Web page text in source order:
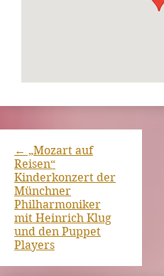
← „Mozart auf
Reisen“
Kinderkonzert der
Münchner
Philharmoniker
mit Heinrich Klug
und den Puppet
Players